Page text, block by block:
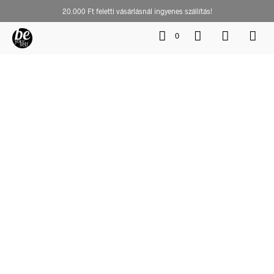
20.000 Ft feletti vásárlásnál ingyenes szállítás!
0